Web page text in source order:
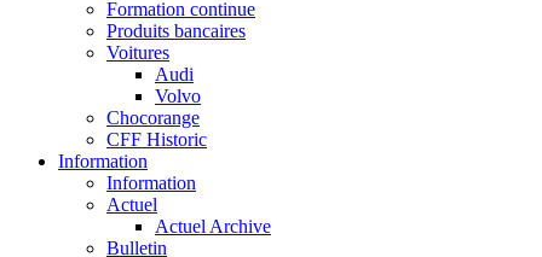
Formation continue
Produits bancaires
Voitures
Audi
Volvo
Chocorange
CFF Historic
Information
Information
Actuel
Actuel Archive
Bulletin